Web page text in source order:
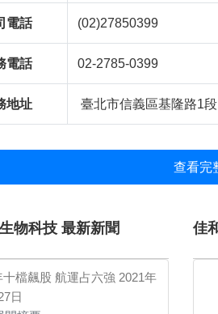
電話 (02)27850399
電話 02-2785-0399
地址 臺北市信義區基隆路1
查看完
物科技 最新新聞
十檔飆股 航運占六強 2021年
日
佳